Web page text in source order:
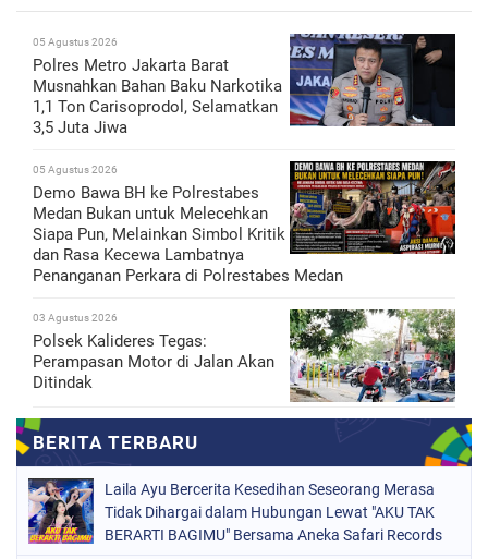
05 Agustus 2026
Polres Metro Jakarta Barat
Musnahkan Bahan Baku Narkotika
1,1 Ton Carisoprodol, Selamatkan
3,5 Juta Jiwa
05 Agustus 2026
Demo Bawa BH ke Polrestabes
Medan Bukan untuk Melecehkan
Siapa Pun, Melainkan Simbol Kritik
dan Rasa Kecewa Lambatnya
Penanganan Perkara di Polrestabes Medan
03 Agustus 2026
Polsek Kalideres Tegas:
Perampasan Motor di Jalan Akan
Ditindak
Laila Ayu Bercerita Kesedihan Seseorang Merasa
Tidak Dihargai dalam Hubungan Lewat "AKU TAK
BERARTI BAGIMU" Bersama Aneka Safari Records